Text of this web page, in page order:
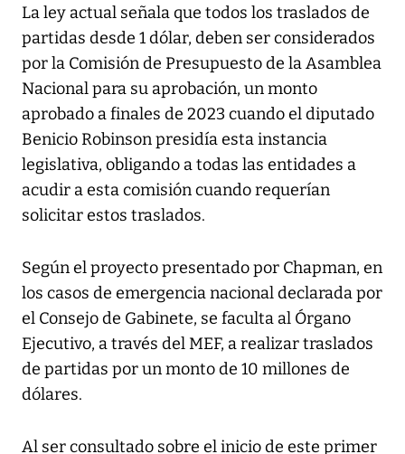
La ley actual señala que todos los traslados de
partidas desde 1 dólar, deben ser considerados
por la Comisión de Presupuesto de la Asamblea
Nacional para su aprobación, un monto
aprobado a finales de 2023 cuando el diputado
Benicio Robinson presidía esta instancia
legislativa, obligando a todas las entidades a
acudir a esta comisión cuando requerían
solicitar estos traslados.
Según el proyecto presentado por Chapman, en
los casos de emergencia nacional declarada por
el Consejo de Gabinete, se faculta al Órgano
Ejecutivo, a través del MEF, a realizar traslados
de partidas por un monto de 10 millones de
dólares.
Al ser consultado sobre el inicio de este primer